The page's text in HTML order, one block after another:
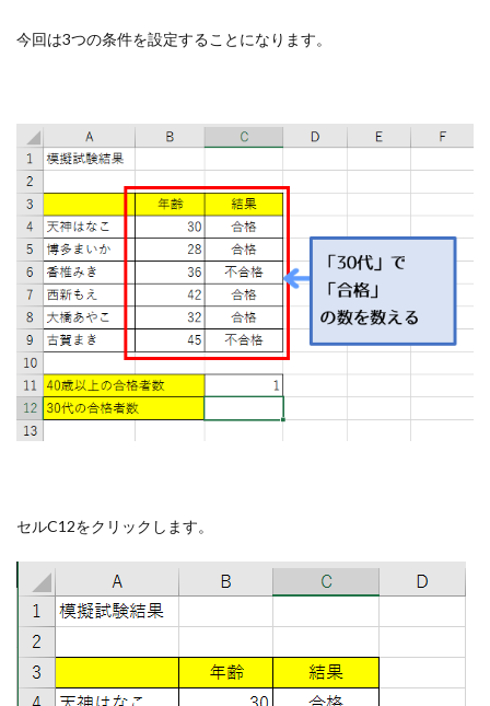
今回は3つの条件を設定することになります。
セルC12をクリックします。